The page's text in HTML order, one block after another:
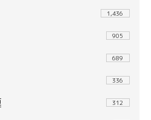
1,436
905
689
336
312